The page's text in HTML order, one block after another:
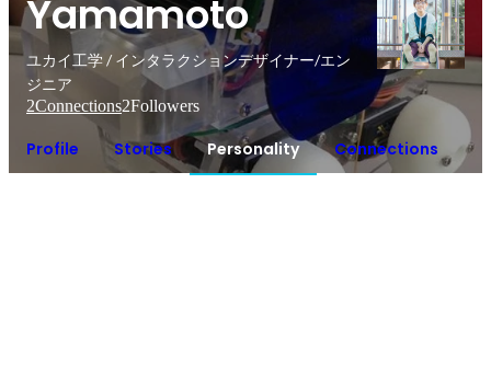
Yamamoto
ユカイ工学 / インタラクションデザイナー/エン
ジニア
2Connections2Followers
Profile Stories Personality Connections